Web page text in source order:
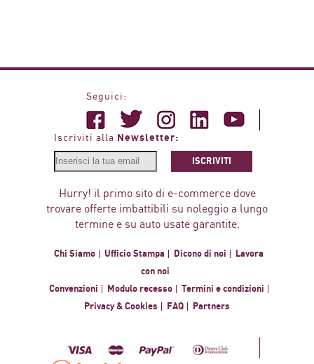
Seguici:
Iscriviti alla Newsletter:
ISCRIVITI
Hurry! il primo sito di e-commerce dove
trovare offerte imbattibili su noleggio a lungo
termine e su auto usate garantite.
Chi Siamo Ufficio Stampa Dicono di noi
Lavora
con noi
Convenzioni
Modulo recesso
Termini e condizioni
Privacy & Cookies
FAQ Partners